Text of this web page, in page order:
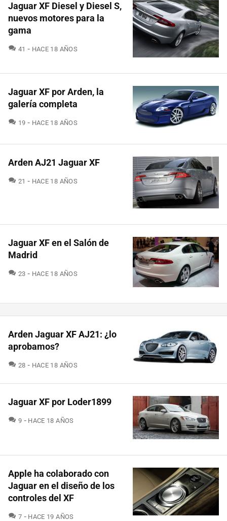
Jaguar XF Diesel y Diesel S,
nuevos motores para la
gama
41 COMENTARIOS
HACE 18 AÑOS
Jaguar XF por Arden, la
galería completa
19 COMENTARIOS
HACE 18 AÑOS
Arden AJ21 Jaguar XF
21 COMENTARIOS
HACE 18 AÑOS
Jaguar XF en el Salón de
Madrid
23 COMENTARIOS
HACE 18 AÑOS
Arden Jaguar XF AJ21: ¿lo
aprobamos?
28 COMENTARIOS
HACE 18 AÑOS
Jaguar XF por Loder1899
9 COMENTARIOS
HACE 18 AÑOS
Apple ha colaborado con
Jaguar en el diseño de los
controles del XF
7 COMENTARIOS
HACE 19 AÑOS